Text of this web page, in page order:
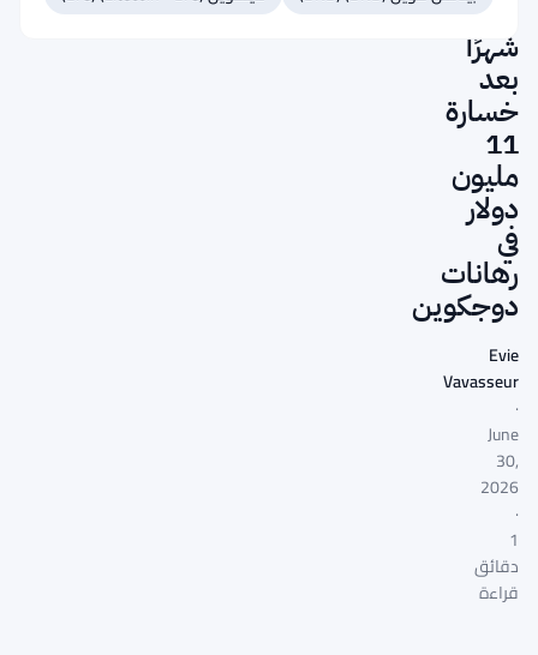
شهرًا
بعد
خسارة
11
مليون
دولار
في
رهانات
دوجكوين
Evie
Vavasseur
·
June
30,
2026
·
1
دقائق
قراءة